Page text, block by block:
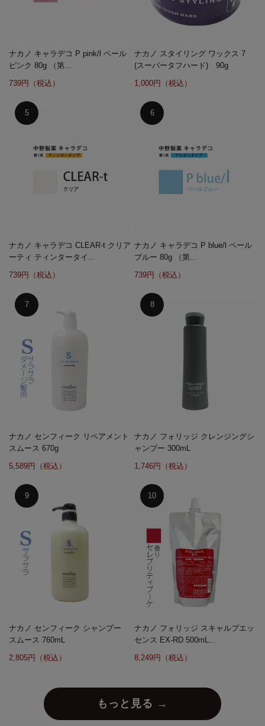
ナカノ キャラデコ P pink/l ペール
ピンク 80g （第...
739円（税込）
ナカノ スタイリング ワックス 7
(スーパータフハード) 90g
1,000円（税込）
ナカノ キャラデコ CLEAR-t クリア
ーティ ティンタータイ...
739円（税込）
ナカノ キャラデコ P blue/l ペール
ブルー 80g （第...
739円（税込）
ナカノ センフィーク リペアメント
スムース 670g
5,589円（税込）
ナカノ フォリッジ クレンジングシ
ャンプー 300mL
1,746円（税込）
ナカノ センフィーク シャンプー
スムース 760mL
2,805円（税込）
ナカノ フォリッジ スキャルプエッ
センス EX-RD 500mL...
8,249円（税込）
もっと見る →